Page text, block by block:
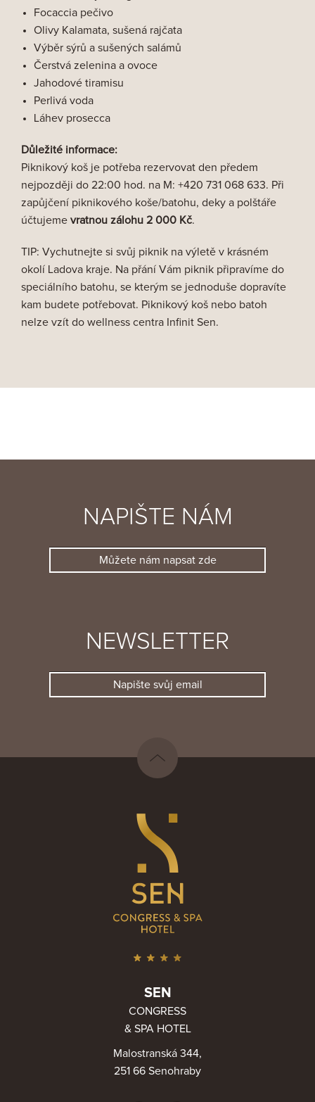
Focaccia pečivo
Olivy Kalamata, sušená rajčata
Výběr sýrů a sušených salámů
Čerstvá zelenina a ovoce
Jahodové tiramisu
Perlivá voda
Láhev prosecca
Důležité informace:
Piknikový koš je potřeba rezervovat den předem
nejpozději do 22:00 hod. na M: +420 731 068 633. Při
zapůjčení piknikového koše/batohu, deky a polštáře
účtujeme vratnou zálohu 2 000 Kč.
TIP: Vychutnejte si svůj piknik na výletě v krásném
okolí Ladova kraje. Na přání Vám piknik připravíme do
speciálního batohu, se kterým se jednoduše dopravíte
kam budete potřebovat. Piknikový koš nebo batoh
nelze vzít do wellness centra Infinit Sen.
NAPIŠTE NÁM
Můžete nám napsat zde
NEWSLETTER
Napište svůj email
SEN
CONGRESS
& SPA HOTEL
Malostranská 344,
251 66 Senohraby